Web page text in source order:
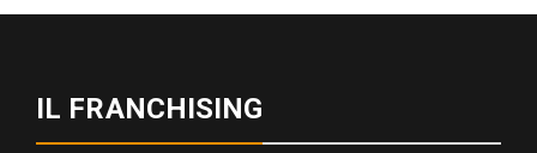
IL FRANCHISING